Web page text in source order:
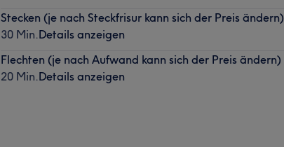
Stecken (je nach Steckfrisur kann sich der Preis ändern)
30 Min.Details anzeigen
Flechten (je nach Aufwand kann sich der Preis ändern)
20 Min.Details anzeigen